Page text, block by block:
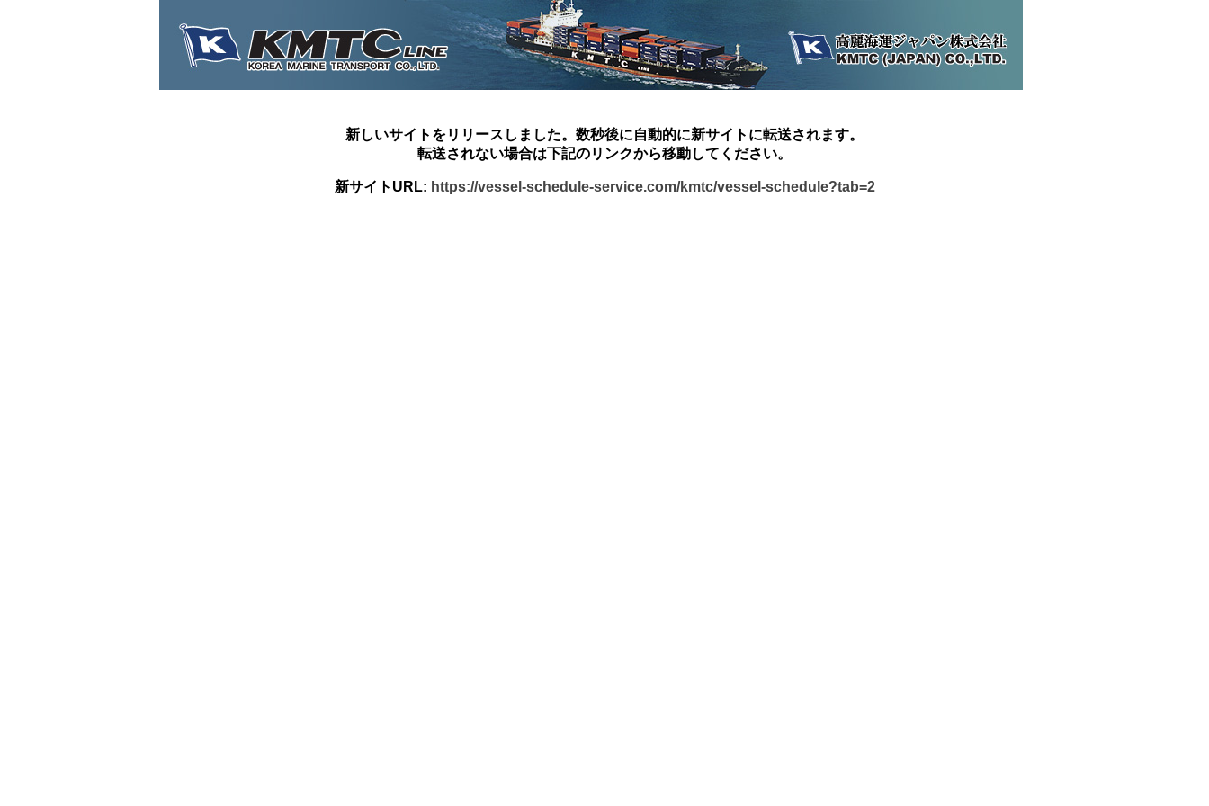
新しいサイトをリリースしました。数秒後に自動的に新サイトに転送されます。
転送されない場合は下記のリンクから移動してください。
新サイトURL: https://vessel-schedule-service.com/kmtc/vessel-schedule?tab=2